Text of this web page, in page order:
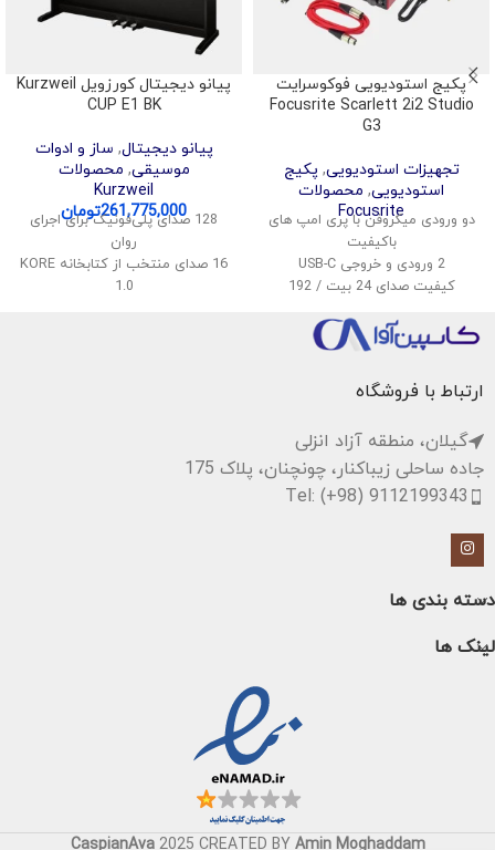
پکیج استودیویی فوکوسرایت
Focusrite Scarlett 2i2 Studio
G3
تجهیزات استودیویی, پکیج
استودیویی, محصولات
Focusrite
دو ورودی میکروفن با پری امپ های
باکیفیت
2 ورودی و خروجی USB-C
کیفیت صدای 24 بیت / 192
قابلیت مانیتورینگ بی‌درنگ
نرم‌افزارهای DAW و پلاگین‌های
پیانو دیجیتال کورزویل Kurzweil
CUP E1 BK
پیانو دیجیتال, ساز و ادوات
موسیقی, محصولات
Kurzweil
261,775,000تومان
128 صدای پلی‌فونیک برای اجرای
روان
16 صدای منتخب از کتابخانه KORE
1.0
ارتباط با فروشگاه
گیلان، منطقه آزاد انزلی
جاده ساحلی زیباکنار، چونچنان، پلاک 175
Tel: (+98) 9112199343
دسته بندی ها
لینک ها
CaspianAva 2025 CREATED BY Amin Moghaddam